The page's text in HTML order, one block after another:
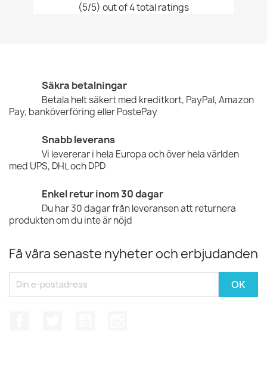
(5/5) out of 4 total ratings
Säkra betalningar
Betala helt säkert med kreditkort, PayPal, Amazon
Pay, banköverföring eller PostePay
Snabb leverans
Vi levererar i hela Europa och över hela världen
med UPS, DHL och DPD
Enkel retur inom 30 dagar
Du har 30 dagar från leveransen att returnera
produkten om du inte är nöjd
Få våra senaste nyheter och erbjudanden